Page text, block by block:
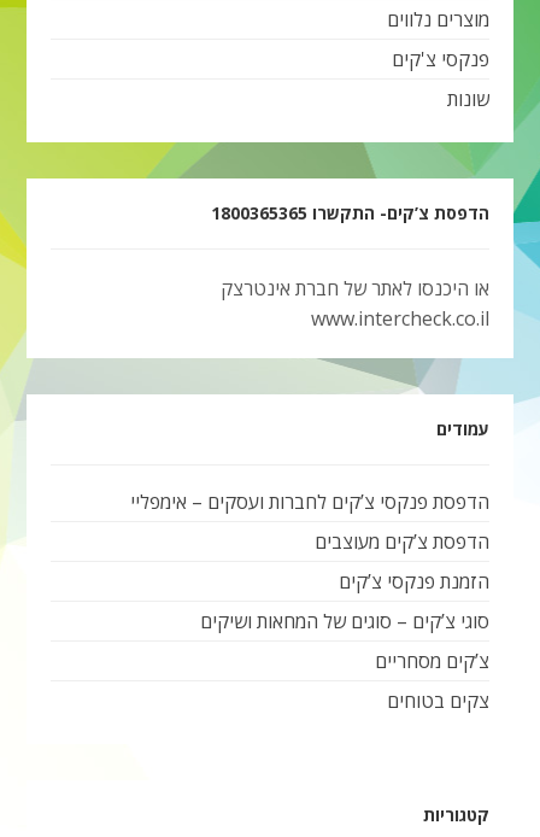
מוצרים נלווים
פנקסי צ'קים
שונות
הדפסת צ’קים- התקשרו 1800365365
או היכנסו לאתר של חברת אינטרצק
www.intercheck.co.il
עמודים
הדפסת פנקסי צ’קים לחברות ועסקים – אימפליי
הדפסת צ’קים מעוצבים
הזמנת פנקסי צ’קים
סוגי צ’קים – סוגים של המחאות ושיקים
צ’קים מסחריים
צקים בטוחים
קטגוריות